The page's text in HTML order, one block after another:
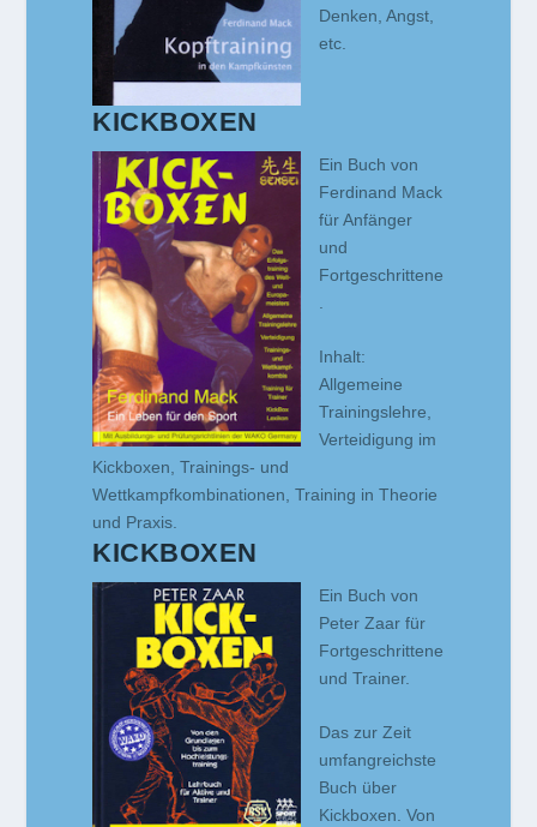
Denken, Angst,
etc.
KICKBOXEN
Ein Buch von
Ferdinand Mack
für Anfänger
und
Fortgeschrittene
Inhalt:
Allgemeine
Trainingslehre,
Verteidigung im
Kickboxen, Trainings- und
Wettkampfkombinationen, Training in Theorie
und Praxis.
KICKBOXEN
Ein Buch von
Peter Zaar für
Fortgeschrittene
und Trainer.
Das zur Zeit
umfangreichste
Buch über
Kickboxen. Von